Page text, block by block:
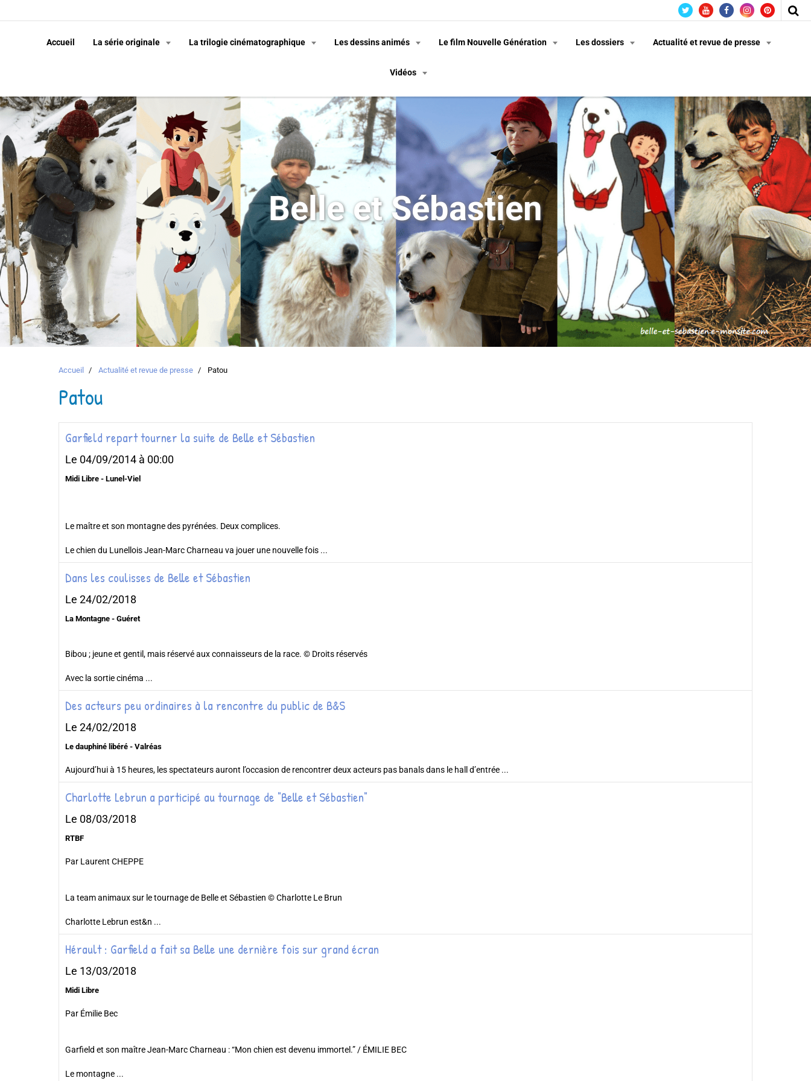
Accueil La série originale La trilogie cinématographique Les dessins animés Le film Nouvelle Génération Les dossiers Actualité et revue de presse
Vidéos
Belle et Sébastien
Accueil Actualité et revue de presse Patou
Patou
Garfield repart tourner la suite de Belle et Sébastien
Le 04/09/2014 à 00:00
Midi Libre - Lunel-Viel
Le maître et son montagne des pyrénées. Deux complices.
Le chien du Lunellois Jean-Marc Charneau va jouer une nouvelle fois ...
Dans les coulisses de Belle et Sébastien
Le 24/02/2018
La Montagne - Guéret
Bibou ; jeune et gentil, mais réservé aux connaisseurs de la race. © Droits réservés
Avec la sortie cinéma ...
Des acteurs peu ordinaires à la rencontre du public de B&S
Le 24/02/2018
Le dauphiné libéré - Valréas
Aujourd’hui à 15 heures, les spectateurs auront l’occasion de rencontrer deux acteurs pas banals dans le hall d’entrée ...
Charlotte Lebrun a participé au tournage de "Belle et Sébastien"
Le 08/03/2018
RTBF
Par Laurent CHEPPE
La team animaux sur le tournage de Belle et Sébastien © Charlotte Le Brun
Charlotte Lebrun est&n ...
Hérault : Garfield a fait sa Belle une dernière fois sur grand écran
Le 13/03/2018
Midi Libre
Par Émilie Bec
Garfield et son maître Jean-Marc Charneau : “Mon chien est devenu immortel.” / ÉMILIE BEC
Le montagne ...